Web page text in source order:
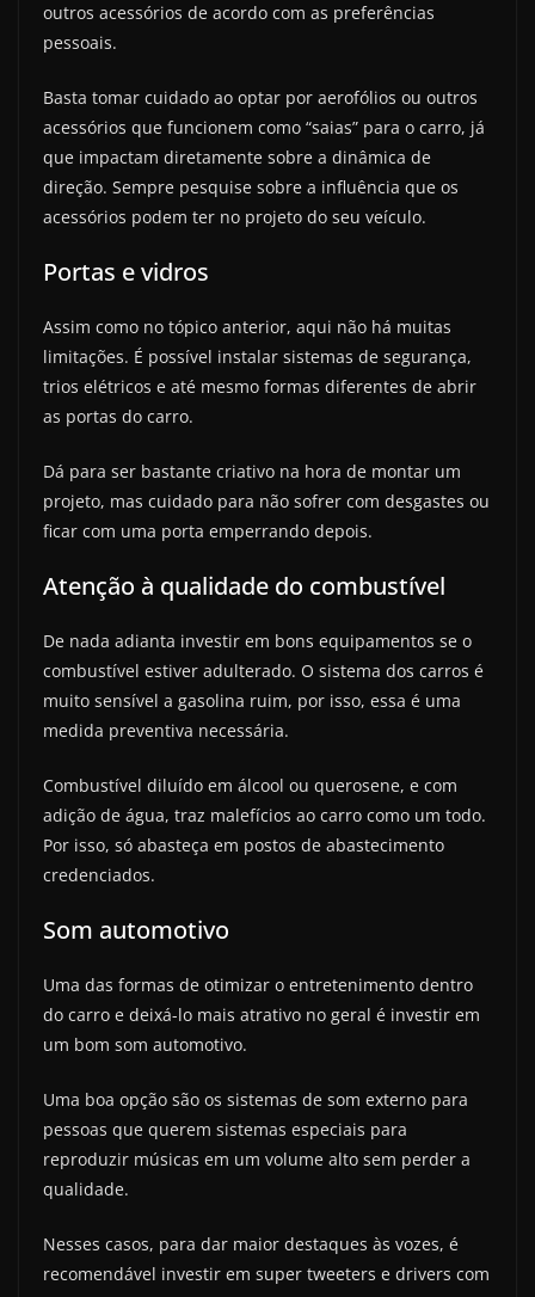
outros acessórios de acordo com as preferências
pessoais.
Basta tomar cuidado ao optar por aerofólios ou outros
acessórios que funcionem como “saias” para o carro, já
que impactam diretamente sobre a dinâmica de
direção. Sempre pesquise sobre a influência que os
acessórios podem ter no projeto do seu veículo.
Portas e vidros
Assim como no tópico anterior, aqui não há muitas
limitações. É possível instalar sistemas de segurança,
trios elétricos e até mesmo formas diferentes de abrir
as portas do carro.
Dá para ser bastante criativo na hora de montar um
projeto, mas cuidado para não sofrer com desgastes ou
ficar com uma porta emperrando depois.
Atenção à qualidade do combustível
De nada adianta investir em bons equipamentos se o
combustível estiver adulterado. O sistema dos carros é
muito sensível a gasolina ruim, por isso, essa é uma
medida preventiva necessária.
Combustível diluído em álcool ou querosene, e com
adição de água, traz malefícios ao carro como um todo.
Por isso, só abasteça em postos de abastecimento
credenciados.
Som automotivo
Uma das formas de otimizar o entretenimento dentro
do carro e deixá-lo mais atrativo no geral é investir em
um bom som automotivo.
Uma boa opção são os sistemas de som externo para
pessoas que querem sistemas especiais para
reproduzir músicas em um volume alto sem perder a
qualidade.
Nesses casos, para dar maior destaques às vozes, é
recomendável investir em super tweeters e drivers com